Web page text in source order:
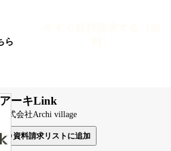
ら
アーキLink
株式会社Archi village
資料請求リストに追加